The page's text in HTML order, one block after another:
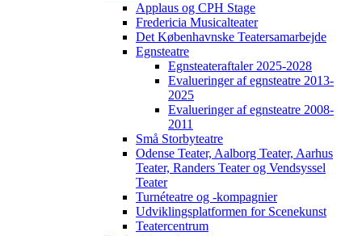
Applaus og CPH Stage
Fredericia Musicalteater
Det Københavnske Teatersamarbejde
Egnsteatre
Egnsteateraftaler 2025-2028
Evalueringer af egnsteatre 2013-
2025
Evalueringer af egnsteatre 2008-
2011
Små Storbyteatre
Odense Teater, Aalborg Teater, Aarhus
Teater, Randers Teater og Vendsyssel
Teater
Turnéteatre og -kompagnier
Udviklingsplatformen for Scenekunst
Teatercentrum